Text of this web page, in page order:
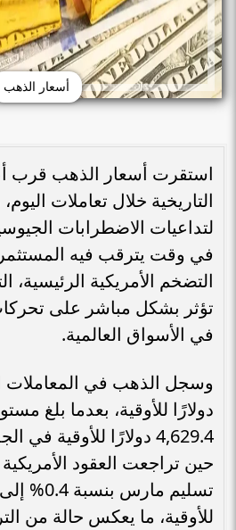
أسعار الذهب
استقرت أسعار الذهب قرب
التاريخية خلال تعاملات
لتداعيات الاضطرابات
في وقت يترقب فيه
التضخم الأمريكية الرئيسية،
تؤثر بشكل مباشر على
في الأسواق العالمية.
دولارًا للأوقية، بعدما بلغ
4,629.4 دولارًا للأوقية
حين تراجعت العقود
للأوقية، ما يعكس حالة من